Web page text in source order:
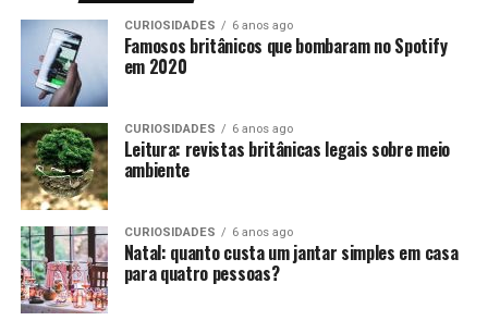
CURIOSIDADES 6 anos ago
Famosos britânicos que bombaram no Spotify
em 2020
CURIOSIDADES 6 anos ago
Leitura: revistas britânicas legais sobre meio
ambiente
CURIOSIDADES 6 anos ago
Natal: quanto custa um jantar simples em casa
para quatro pessoas?